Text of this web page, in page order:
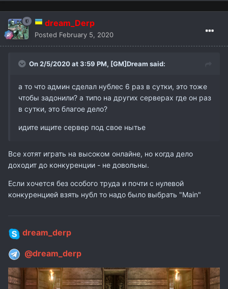
dream_Derp
Posted February 5, 2020
On 2/5/2020 at 3:59 PM, [GM]Dream said:
а то что админ сделал нублес 6 раз в сутки, это тоже
чтобы задонили? а типо на других серверах где он раз
в сутки, это благое дело?
идите ищите сервер под свое нытье
Все хотят играть на высоком онлайне, но когда дело
доходит до конкуренции - не довольны.
Если хочется без особого труда и почти с нулевой
конкуренцией взять нубл то надо было выбрать "Main"
dream_derp
@dream_derp